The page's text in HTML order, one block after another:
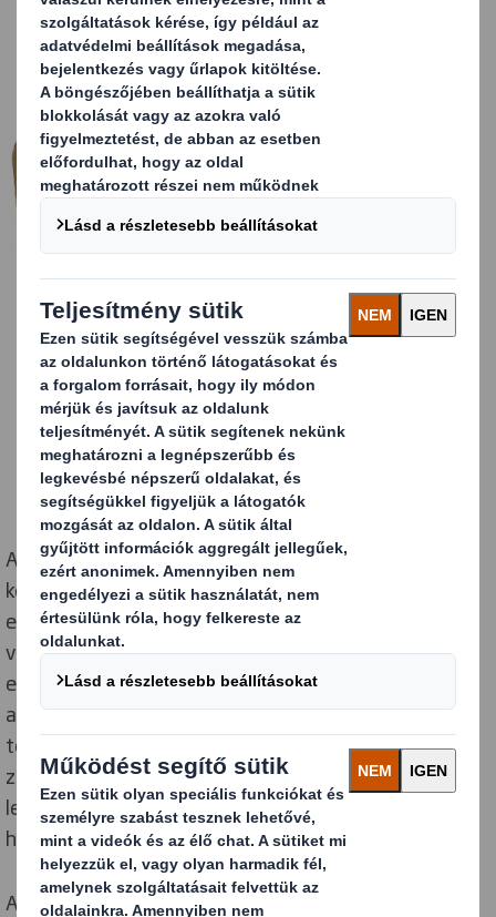
Az újrahasznosítás a DS Smith tevékenységének
középpontjában áll, mely segít vállalati célunk
elérésében: „A csomagolás újraértelmezése a változó
világban”. A Laithwaite's Wine-nal szorosan
együttműködve és újfajta gondolkodásmódot
alkalmazva, a megfelelő csomagolási stratégia által
több mint 1000 tonna karton csomagolást tettünk
zárt láncú, körforgásossá, hogy az alapanyagokat a
lehető leghosszabb ideig tartsuk az ellátási láncban, s
hogy értéküket maximálisan kamatoztassuk.
A Laithwaite’s Wine az Egyesült Királyság első számú